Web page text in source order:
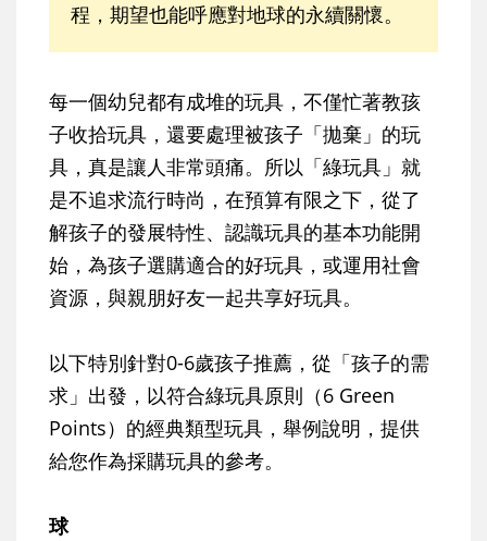
程，期望也能呼應對地球的永續關懷。
每一個幼兒都有成堆的玩具，不僅忙著教孩
子收拾玩具，還要處理被孩子「拋棄」的玩
具，真是讓人非常頭痛。所以「綠玩具」就
是不追求流行時尚，在預算有限之下，從了
解孩子的發展特性、認識玩具的基本功能開
始，為孩子選購適合的好玩具，或運用社會
資源，與親朋好友一起共享好玩具。
以下特別針對0-6歲孩子推薦，從「孩子的需
求」出發，以符合綠玩具原則（6 Green
Points）的經典類型玩具，舉例說明，提供
給您作為採購玩具的參考。
球